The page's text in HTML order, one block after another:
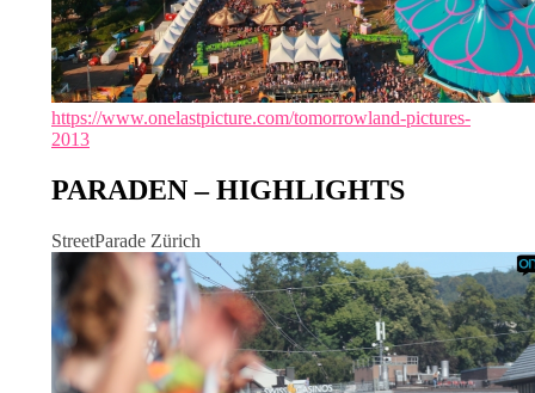
https://www.onelastpicture.com/tomorrowland-pictures-
2013
PARADEN – HIGHLIGHTS
StreetParade Zürich